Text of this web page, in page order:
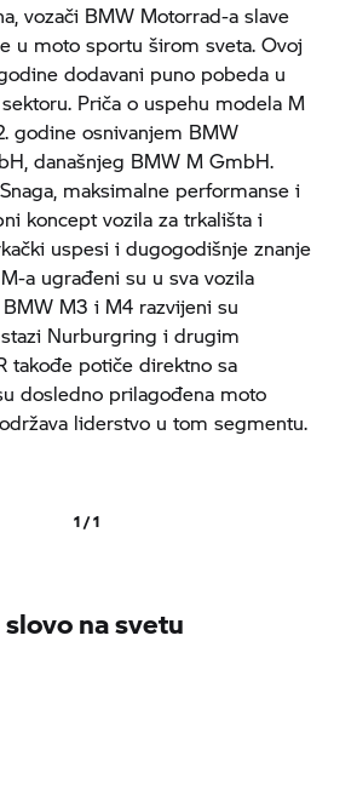
vozači BMW Motorrad-a slave
u moto sportu širom sveta. Ovoj
dodavani puno pobeda u
Priča o uspehu modela M
godine osnivanjem BMW
današnjeg BMW M GmbH.
maksimalne performanse i
koncept vozila za trkališta i
uspesi i dugogodišnje znanje
a ugrađeni su u sva vozila
M3 i M4 razvijeni su
Nurburgring i drugim
takođe potiče direktno sa
dosledno prilagođena moto
liderstvo u tom segmentu.
1 / 1
na svetu